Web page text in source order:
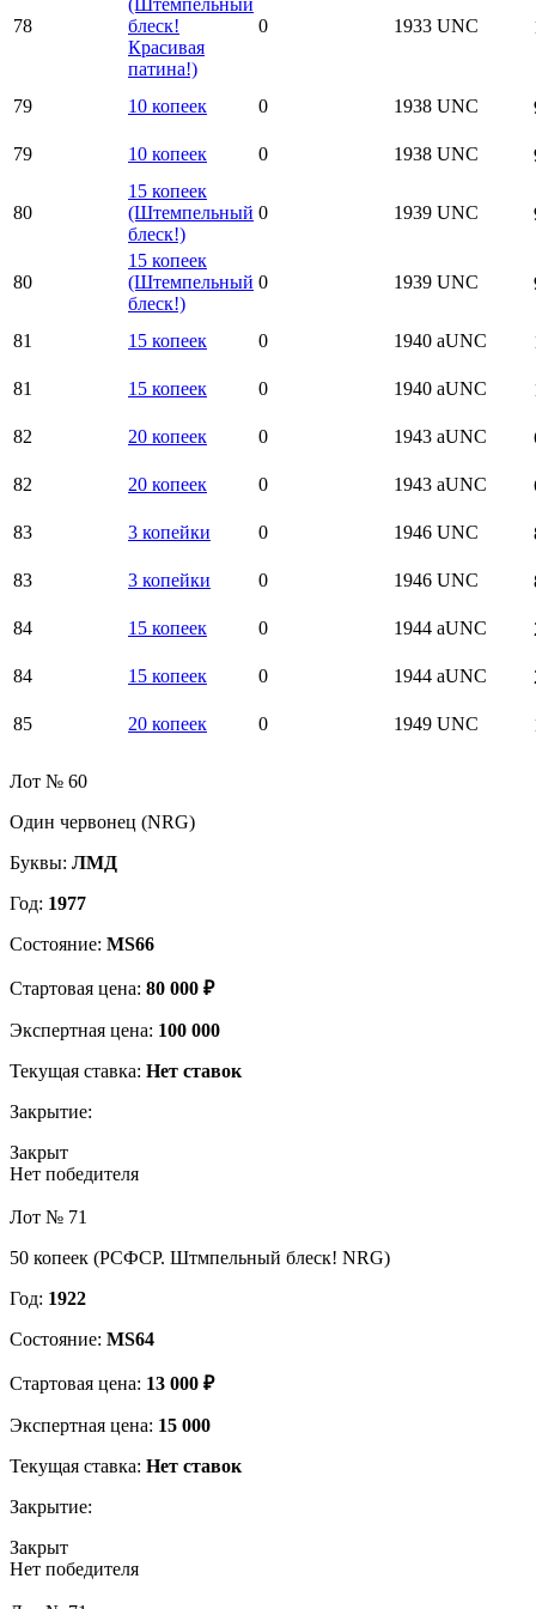
78
блеск!
Красивая
патина!)
0 1933 UNC
79 10 копеек 0 1938 UNC
79 10 копеек 0 1938 UNC
80
15 копеек
(Штемпельный
блеск!)
0 1939 UNC
80
15 копеек
(Штемпельный
блеск!)
0 1939 UNC
81 15 копеек 0 1940 aUNC
81 15 копеек 0 1940 aUNC
82 20 копеек 0 1943 aUNC
82 20 копеек 0 1943 aUNC
83 3 копейки 0 1946 UNC
83 3 копейки 0 1946 UNC
84 15 копеек 0 1944 aUNC
84 15 копеек 0 1944 aUNC
85 20 копеек 0 1949 UNC
Лот № 60
Один червонец (NRG)
Буквы: ЛМД
Год: 1977
Состояние: MS66
Стартовая цена: 80 000 ₽
Экспертная цена: 100 000
Текущая ставка: Нет ставок
Закрытие:
Закрыт
Нет победителя
Лот № 71
50 копеек (РСФСР. Штмпельный блеск! NRG)
Год: 1922
Состояние: MS64
Стартовая цена: 13 000 ₽
Экспертная цена: 15 000
Текущая ставка: Нет ставок
Закрытие:
Закрыт
Нет победителя